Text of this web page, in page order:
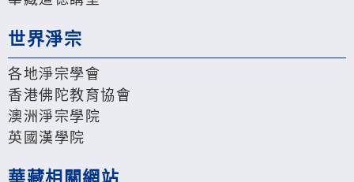
世界淨宗
各地淨宗學會
香港佛陀教育協會
澳洲淨宗學院
英國漢學院
華藏相關網站